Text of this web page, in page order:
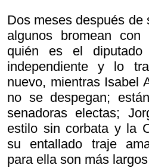
Dos meses después de
algunos bromean
quién es el diputado
independiente y lo
nuevo, mientras Isabel
no se despegan;
senadoras electas;
estilo sin corbata y la
su entallado traje
para ella son más